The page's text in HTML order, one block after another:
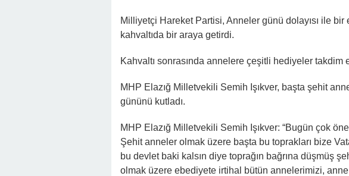
Milliyetçi Hareket Partisi, Anneler günü dolayısı ile
kahvaltıda bir araya getirdi.
Kahvaltı sonrasında annelere çeşitli hediyeler takdim
MHP Elazığ Milletvekili Semih Işıkver, başta şehit
gününü kutladı.
MHP Elazığ Milletvekili Semih Işıkver: “Bugün çok
Şehit anneler olmak üzere başta bu toprakları bize
bu devlet baki kalsın diye toprağın bağrına düşmüş
olmak üzere ebediyete irtihal bütün annelerimizi, anne